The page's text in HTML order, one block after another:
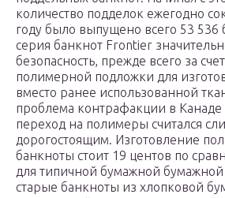
количество подделок ежегодно
году было выпущено всего 53 536
серия банкнот Frontier
безопасность, прежде всего за
полимерной подложки для
вместо ранее использованной
проблема контрафакции в Канаде
переход на полимеры считался
дорогостоящим. Изготовление
банкноты стоит 19 центов по
для типичной бумажной
старые банкноты из хлопковой